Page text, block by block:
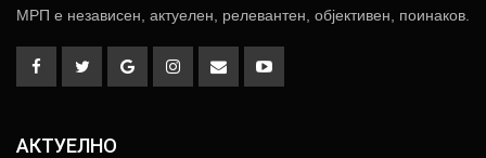
МРП е независен, актуелен, релевантен, објективен, поинаков.
АКТУЕЛНО